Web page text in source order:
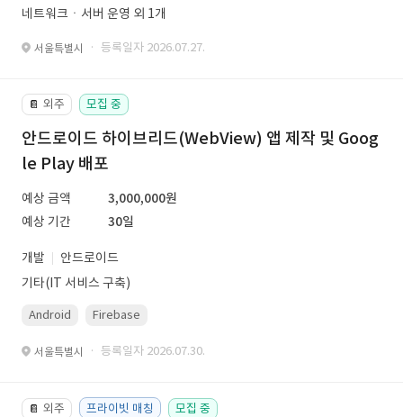
네트워크ㆍ서버 운영 외 1개
서울특별시 · 등록일자 2026.07.27.
📔 외주 모집 중
안드로이드 하이브리드(WebView) 앱 제작 및 Goog
le Play 배포
예상 금액
3,000,000원
예상 기간
30일
개발
안드로이드
기타(IT 서비스 구축)
Android Firebase
서울특별시 · 등록일자 2026.07.30.
📔 외주 프라이빗 매칭 모집 중